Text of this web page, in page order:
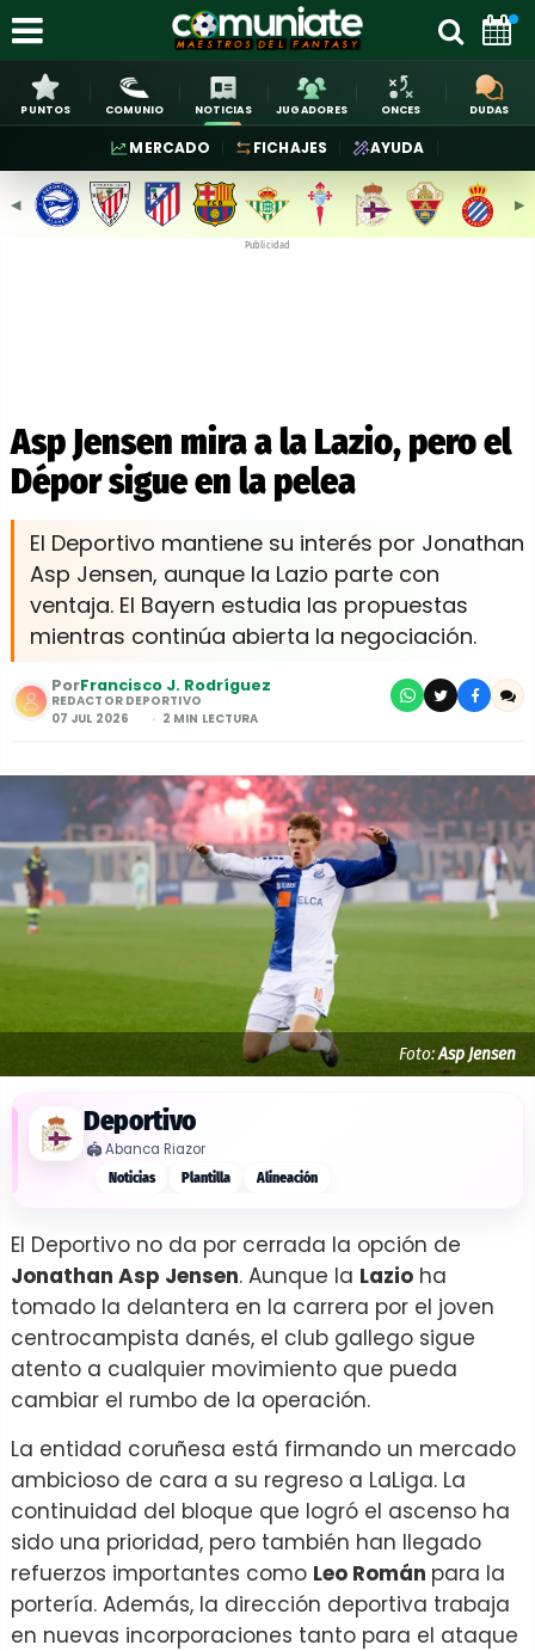
PUNTOS COMUNIO NOTICIAS JUGADORES ONCES DUDAS
MERCADO FICHAJES AYUDA
◀︎ ▶︎
Publicidad
Asp Jensen mira a la Lazio, pero el
Dépor sigue en la pelea
El Deportivo mantiene su interés por Jonathan
Asp Jensen, aunque la Lazio parte con
ventaja. El Bayern estudia las propuestas
mientras continúa abierta la negociación.
PorFrancisco J. Rodríguez
REDACTOR DEPORTIVO
07 JUL 2026
2 MIN LECTURA
Foto:Asp Jensen
Deportivo
🏟️Abanca Riazor
Noticias Plantilla Alineación
El Deportivo no da por cerrada la opción de
Jonathan Asp Jensen. Aunque la Lazio ha
tomado la delantera en la carrera por el joven
centrocampista danés, el club gallego sigue
atento a cualquier movimiento que pueda
cambiar el rumbo de la operación.
La entidad coruñesa está firmando un mercado
ambicioso de cara a su regreso a LaLiga. La
continuidad del bloque que logró el ascenso ha
sido una prioridad, pero también han llegado
refuerzos importantes como Leo Román para la
portería. Además, la dirección deportiva trabaja
en nuevas incorporaciones tanto para el ataque